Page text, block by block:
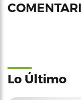
Lo Último